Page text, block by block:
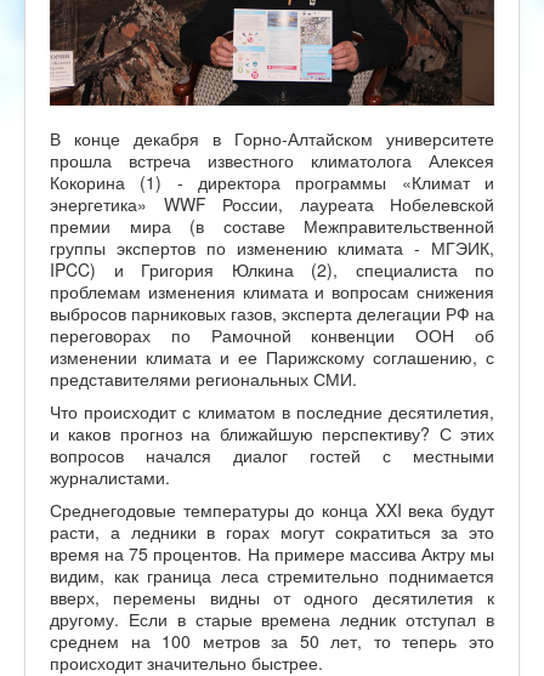
В конце декабря в Горно-Алтайском университете
прошла встреча известного климатолога Алексея
Кокорина (1) - директора программы «Климат и
энергетика» WWF России, лауреата Нобелевской
премии мира (в составе Межправительственной
группы экспертов по изменению климата - МГЭИК,
IPCC) и Григория Юлкина (2), специалиста по
проблемам изменения климата и вопросам снижения
выбросов парниковых газов, эксперта делегации РФ на
переговорах по Рамочной конвенции ООН об
изменении климата и ее Парижскому соглашению, с
представителями региональных СМИ.
Что происходит с климатом в последние десятилетия,
и каков прогноз на ближайшую перспективу? С этих
вопросов начался диалог гостей с местными
журналистами.
Среднегодовые температуры до конца XXI века будут
расти, а ледники в горах могут сократиться за это
время на 75 процентов. На примере массива Актру мы
видим, как граница леса стремительно поднимается
вверх, перемены видны от одного десятилетия к
другому. Если в старые времена ледник отступал в
среднем на 100 метров за 50 лет, то теперь это
происходит значительно быстрее.